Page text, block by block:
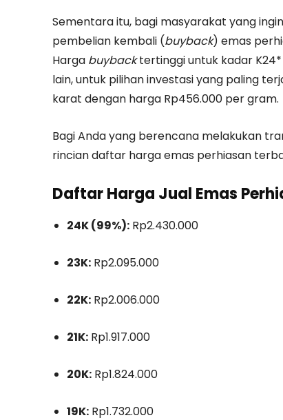
Sementara itu, bagi masyarakat yang
pembelian kembali (buyback) emas
Harga buybacktertinggi untuk kadar K24*
lain, untuk pilihan investasi yang paling
karat dengan harga Rp456.000 per gram.
Bagi Anda yang berencana melakukan
rincian daftar harga emas perhiasan
Daftar Harga Jual Emas
24K (99%): Rp2.430.000
23K: Rp2.095.000
22K: Rp2.006.000
21K: Rp1.917.000
20K: Rp1.824.000
19K: Rp1.732.000